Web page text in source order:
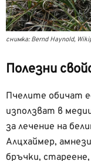
снимка: Bernd Haynold,
Полезни
Пчелите обичат
използват в
за лечение на
Алцхаймер,
бръчки,